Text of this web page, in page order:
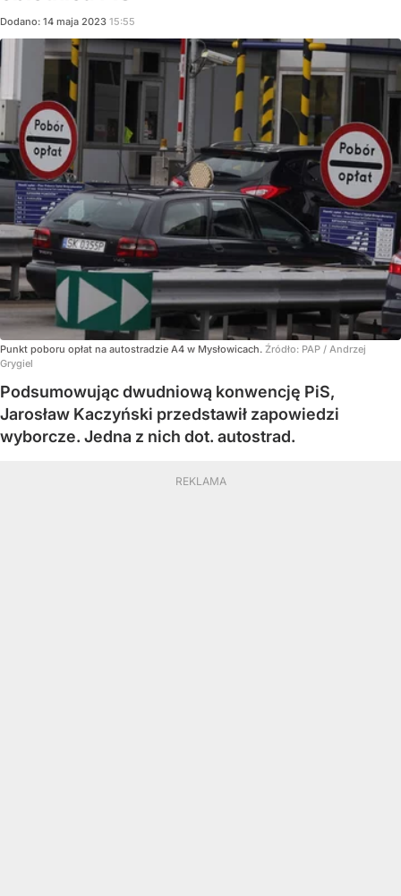
Dodano: 14 maja 2023 15:55
Punkt poboru opłat na autostradzie A4 w Mysłowicach. Źródło: PAP / Andrzej
Grygiel
Podsumowując dwudniową konwencję PiS,
Jarosław Kaczyński przedstawił zapowiedzi
wyborcze. Jedna z nich dot. autostrad.